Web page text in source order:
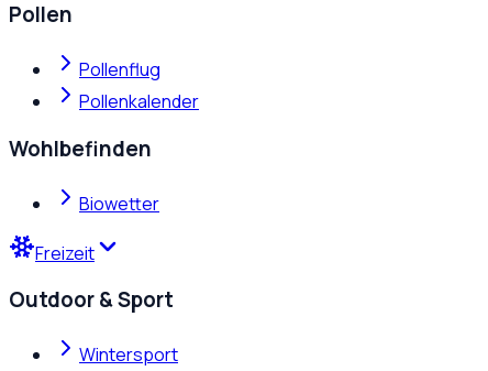
Pollen
Pollenflug
Pollenkalender
Wohlbefinden
Biowetter
Freizeit
Outdoor & Sport
Wintersport